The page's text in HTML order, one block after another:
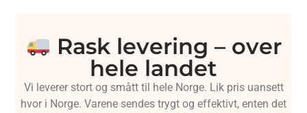
Rask levering – over
hele landet
Vi leverer stort og smått til hele Norge. Lik pris uansett
hvor i Norge. Varene sendes trygt og effektivt, enten det